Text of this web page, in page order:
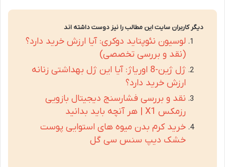
دیگر کاربران سایت این مطالب را نیز دوست داشته اند
لوسیون نئوپتاید دوکری: آیا ارزش خرید دارد؟
(نقد و بررسی تخصصی)
ژل ژین-8 اوریاژ: آیا این ژل بهداشتی زنانه
ارزش خرید دارد؟
نقد و بررسی فشارسنج دیجیتال بازویی
رزمکس X1 | هر آنچه باید بدانید
خرید کرم بدن میوه های استوایی پوست
خشک دیپ سنس سی گل